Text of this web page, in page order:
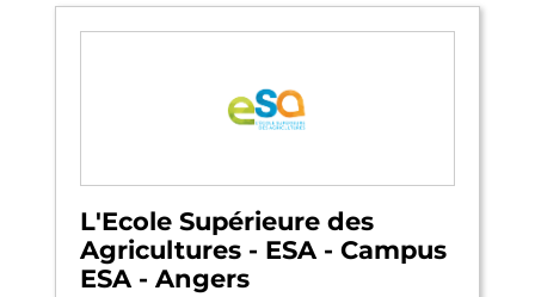
L'Ecole Supérieure des
Agricultures - ESA - Campus
ESA - Angers